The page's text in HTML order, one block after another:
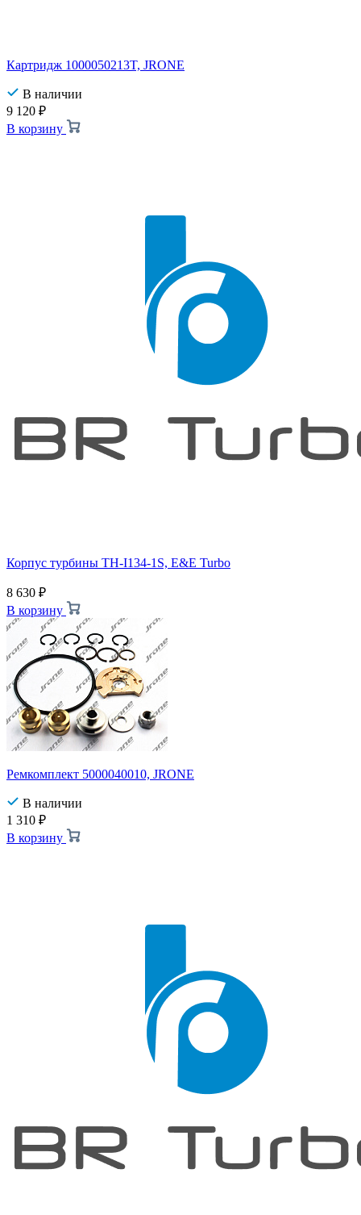
Картридж 1000050213T, JRONE
В наличии
9 120 ₽
В корзину
Корпус турбины TH-I134-1S, E&E Turbo
8 630 ₽
В корзину
Ремкомплект 5000040010, JRONE
В наличии
1 310 ₽
В корзину